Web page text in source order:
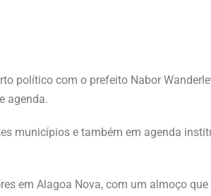
político com o prefeito Nabor
agenda.
municípios e também em agenda
em Alagoa Nova, com um almoço que